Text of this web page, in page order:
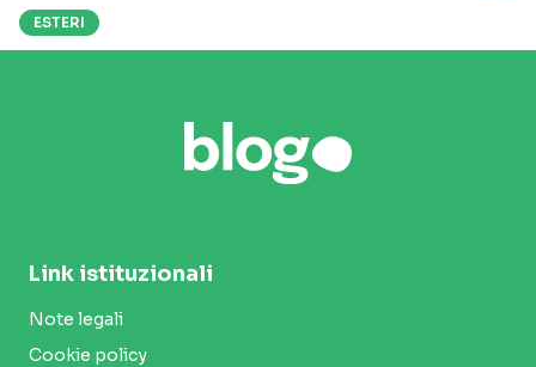
ESTERI
Link istituzionali
Note legali
Cookie policy